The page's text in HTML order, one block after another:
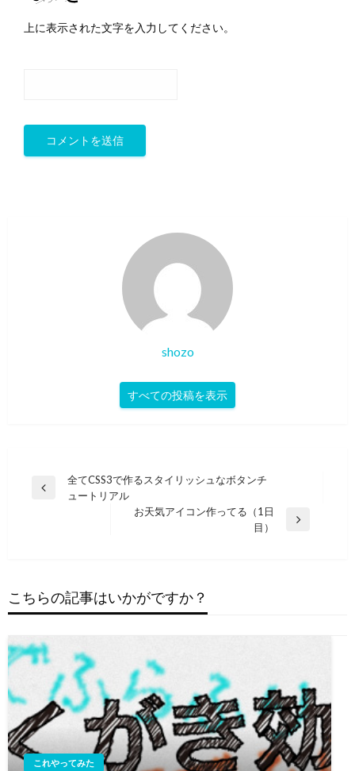
上に表示された文字を入力してください。
shozo
すべての投稿を表示
投
ー
シ
ョ
ン
全てCSS3で作るスタイリッシュなボタンチ
ュートリアル
お天気アイコン作ってる（1日
目）
こちらの記事はいかがですか？
これやってみた